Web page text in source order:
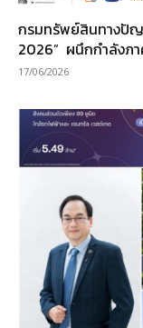
กรมทรัพย์สินทางปัญ
2026” ผนึกกำลังภ
17/06/2026